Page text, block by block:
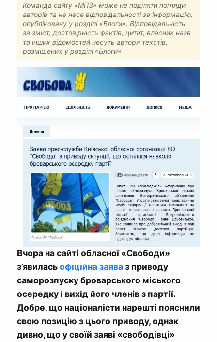
Команда сайту «МПЗ» може не поділяти погляди
авторів та не несе відповідальності за інформацію,
опубліковану у розділі «Блоги». Відповідальність
за зміст, достовірність фактів, цитат, власних назв
та інших відомостей несуть автори текстів,
розміщених у розділі «Блоги»
Вчора на сайті обласної «Свободи»
з’явиласьофіційна заяваз приводу
саморозпуску броварського міського
осередку і вихід його членів з партії.
Добре, що націоналісти нарешті пояснили
свою позицію з цього приводу, однак
дивно, що у своїй заяві «свободівці»